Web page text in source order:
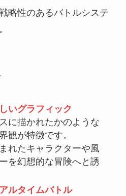
略性のあるバトルシステ
いグラフィック
に描かれたかのような
観が特徴です。
れたキャラクターや風
を幻想的な冒険へと誘
ルタイムバトル